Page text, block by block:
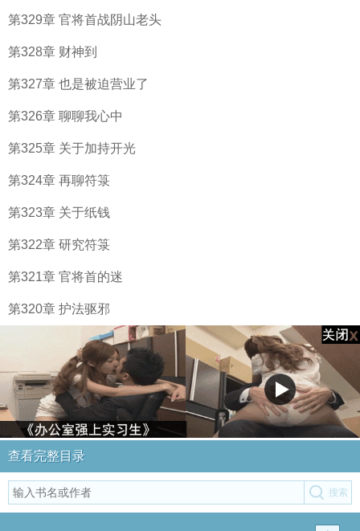
第329章 官将首战阴山老头
第328章 财神到
第327章 也是被迫营业了
第326章 聊聊我心中
第325章 关于加持开光
第324章 再聊符箓
第323章 关于纸钱
第322章 研究符箓
第321章 官将首的迷
第320章 护法驱邪
查看完整目录